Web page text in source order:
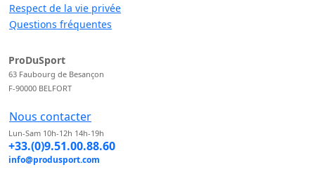
Respect de la vie privée
Questions fréquentes
ProDuSport
63 Faubourg de Besançon
F-90000 BELFORT
Nous contacter
Lun-Sam 10h-12h 14h-19h
+33.(0)9.51.00.88.60
info@produsport.com